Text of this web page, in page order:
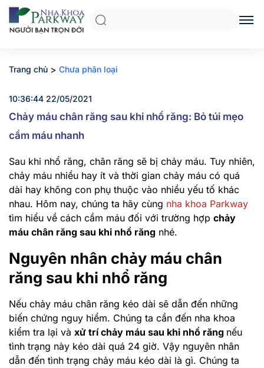
Trang chủ > Chưa phân loại
10:36:44 22/05/2021
Chảy máu chân răng sau khi nhổ răng: Bỏ túi mẹo
cầm máu nhanh
Sau khi nhổ răng, chân răng sẽ bị chảy máu. Tuy nhiên,
chảy máu nhiều hay ít và thời gian chảy máu có quá
dài hay không con phụ thuộc vào nhiều yếu tố khác
nhau. Hôm nay, chúng ta hãy cùng nha khoa Parkway
tìm hiểu về cách cầm máu đối với trường hợp chảy
máu chân răng sau khi nhổ răng nhé.
Nguyên nhân chảy máu chân
răng sau khi nhổ răng
Nếu chảy máu chân răng kéo dài sẽ dẫn đến những
biến chứng nguy hiểm. Chúng ta cần đến nha khoa
kiểm tra lại và xử trí chảy máu sau khi nhổ răng nếu
tình trạng này kéo dài quá 24 giờ. Vậy nguyên nhân
dẫn đến tình trạng chảy máu kéo dài là gì. Chúng ta